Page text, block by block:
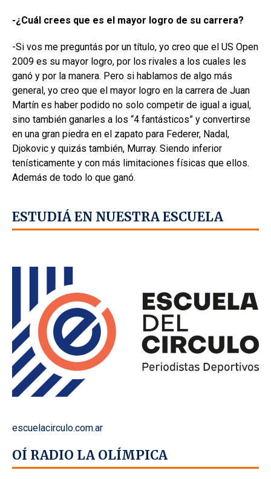
-¿Cuál crees que es el mayor logro de su carrera?
-Si vos me preguntás por un título, yo creo que el US Open
2009 es su mayor logro, por los rivales a los cuales les
ganó y por la manera. Pero si hablamos de algo más
general, yo creo que el mayor logro en la carrera de Juan
Martín es haber podido no solo competir de igual a igual,
sino también ganarles a los “4 fantásticos” y convertirse
en una gran piedra en el zapato para Federer, Nadal,
Djokovic y quizás también, Murray. Siendo inferior
tenísticamente y con más limitaciones físicas que ellos.
Además de todo lo que ganó.
ESTUDIÁ EN NUESTRA ESCUELA
escuelacirculo.com.ar
OÍ RADIO LA OLÍMPICA